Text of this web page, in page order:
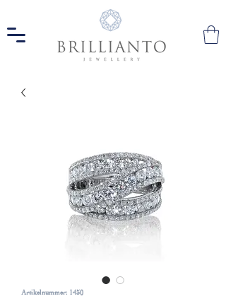
Artikelnummer: 1430